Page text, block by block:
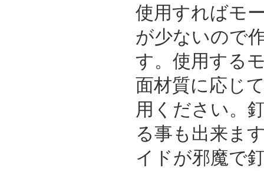
使用すればモ
が少ないので
す。使用する
面材質に応じ
用ください。
る事も出来ま
イドが邪魔で